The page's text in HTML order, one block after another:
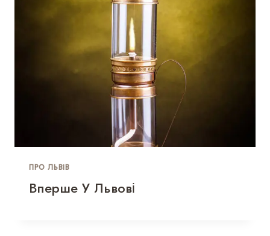
ПРО ЛЬВІВ
Вперше У Львові